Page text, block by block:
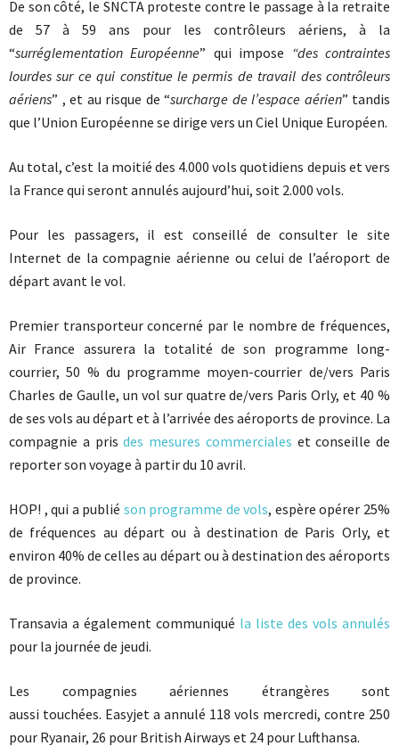
De son côté, le SNCTA proteste contre le passage à la retraite
de 57 à 59 ans pour les contrôleurs aériens, à la
“surréglementation Européenne” qui impose “des contraintes
lourdes sur ce qui constitue le permis de travail des contrôleurs
aériens” , et au risque de “surcharge de l’espace aérien” tandis
que l’Union Européenne se dirige vers un Ciel Unique Européen.
Au total, c’est la moitié des 4.000 vols quotidiens depuis et vers
la France qui seront annulés aujourd’hui, soit 2.000 vols.
Pour les passagers, il est conseillé de consulter le site
Internet de la compagnie aérienne ou celui de l’aéroport de
départ avant le vol.
Premier transporteur concerné par le nombre de fréquences,
Air France assurera la totalité de son programme long-
courrier, 50 % du programme moyen-courrier de/vers Paris
Charles de Gaulle, un vol sur quatre de/vers Paris Orly, et 40 %
de ses vols au départ et à l’arrivée des aéroports de province. La
compagnie a prisdes mesures commerciales et conseille de
reporter son voyage à partir du 10 avril.
HOP! , qui a publié son programme de vols, espère opérer 25%
de fréquences au départ ou à destination de Paris Orly, et
environ 40% de celles au départ ou à destination des aéroports
de province.
Transavia a également communiqué la liste des vols annulés
pour la journée de jeudi.
Les compagnies aériennes étrangères sont
aussi touchées. Easyjet a annulé 118 vols mercredi, contre 250
pour Ryanair, 26 pour British Airways et 24 pour Lufthansa.